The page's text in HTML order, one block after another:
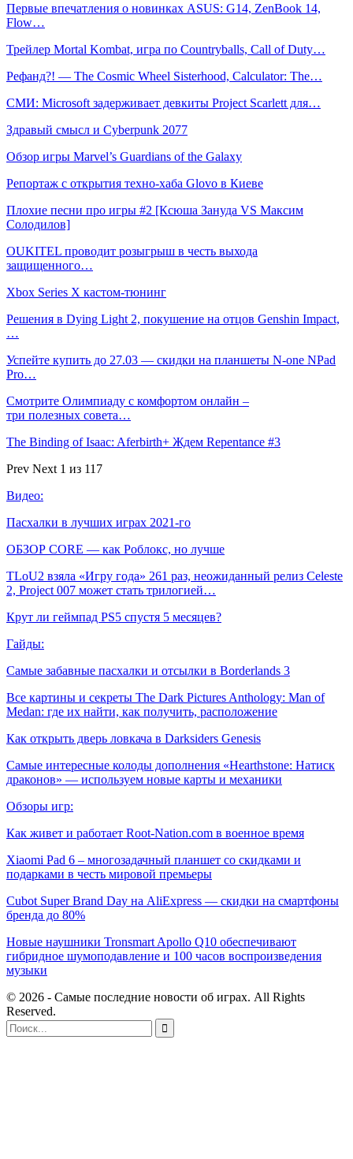
Первые впечатления о новинках ASUS: G14, ZenBook 14,
Flow…
Трейлер Mortal Kombat, игра по Countryballs, Call of Duty…
Рефанд?! — The Cosmic Wheel Sisterhood, Calculator: The…
СМИ: Microsoft задерживает девкиты Project Scarlett для…
Здравый смысл и Cyberpunk 2077
Обзор игры Marvel’s Guardians of the Galaxy
Репортаж с открытия техно-хаба Glovo в Киеве
Плохие песни про игры #2 [Ксюша Зануда VS Максим
Солодилов]
OUKITEL проводит розыгрыш в честь выхода
защищенного…
Xbox Series X кастом-тюнинг
Решения в Dying Light 2, покушение на отцов Genshin Impact,
…
Успейте купить до 27.03 — скидки на планшеты N-one NPad
Pro…
Смотрите Олимпиаду с комфортом онлайн –
три полезных совета…
The Binding of Isaac: Aferbirth+ Ждем Repentance #3
Prev Next 1 из 117
Видео:
Пасхалки в лучших играх 2021-го
ОБЗОР CORE — как Роблокс, но лучше
TLoU2 взяла «Игру года» 261 раз, неожиданный релиз Celeste
2, Project 007 может стать трилогией…
Крут ли геймпад PS5 спустя 5 месяцев?
Гайды:
Самые забавные пасхалки и отсылки в Borderlands 3
Все картины и секреты The Dark Pictures Anthology: Man of
Medan: где их найти, как получить, расположение
Как открыть дверь ловкача в Darksiders Genesis
Самые интересные колоды дополнения «Hearthstone: Натиск
драконов» — используем новые карты и механики
Обзоры игр:
Как живет и работает Root-Nation.com в военное время
Xiaomi Pad 6 – многозадачный планшет со скидками и
подарками в честь мировой премьеры
Cubot Super Brand Day на AliExpress — скидки на смартфоны
бренда до 80%
Новые наушники Tronsmart Apollo Q10 обеспечивают
гибридное шумоподавление и 100 часов воспроизведения
музыки
© 2026 - Самые последние новости об играх. All Rights
Reserved.